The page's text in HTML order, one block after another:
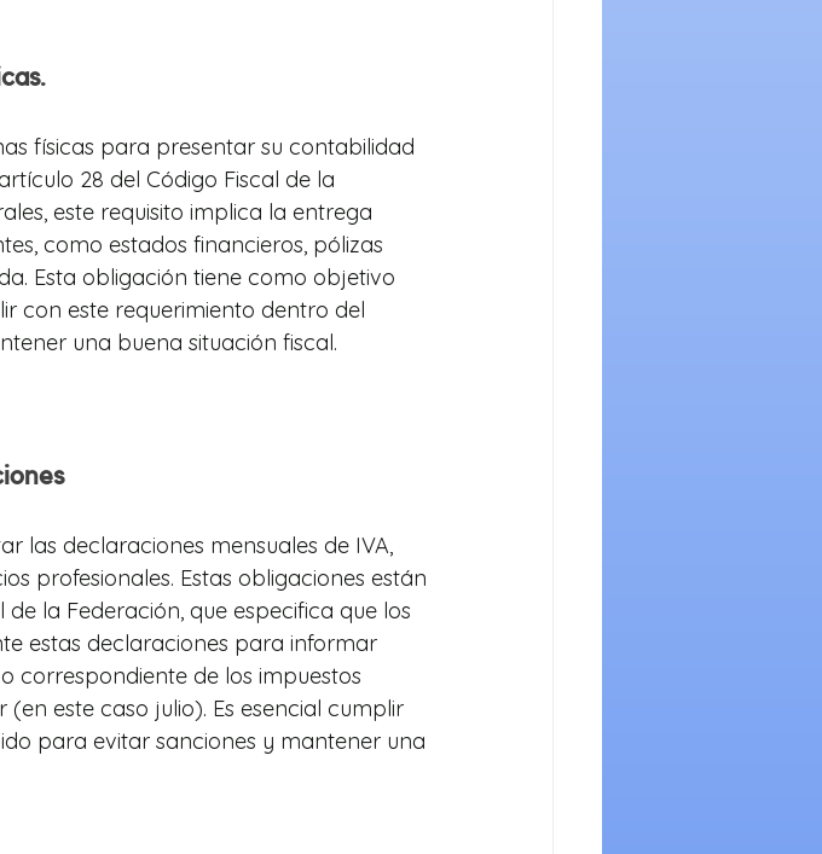
físicas para presentar su contabilidad
28 del Código Fiscal de la
este requisito implica la entrega
como estados financieros, pólizas
Esta obligación tiene como objetivo
con este requerimiento dentro del
una buena situación fiscal.
las declaraciones mensuales de IVA,
profesionales. Estas obligaciones están
la Federación, que especifica que los
estas declaraciones para informar
correspondiente de los impuestos
este caso julio). Es esencial cumplir
para evitar sanciones y mantener una